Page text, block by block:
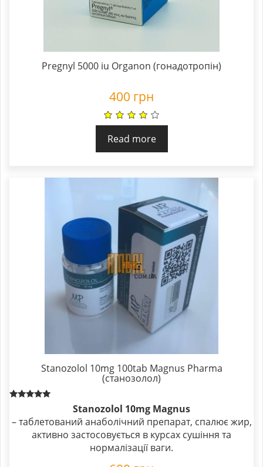
Pregnyl 5000 iu Organon (гонадотропін)
400 грн
Read more
Stanozolol 10mg 100tab Magnus Pharma
(станозолол)
out of 5
Stanozolol 10mg Magnus
– таблетований анаболічний препарат, спалює жир,
активно застосовується в курсах сушіння та
нормалізації ваги.